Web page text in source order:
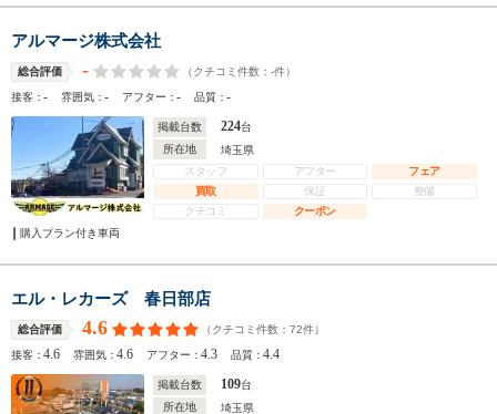
アルマージ株式会社
総合評価 - （クチコミ件数： -件）
接客：- 雰囲気：- アフター：- 品質：-
掲載台数 224台
所在地
埼玉県
スタッフ
アフター
フェア
買取
保証
整備
クチコミ
クーポン
購入プラン付き車両
エル・レカーズ 春日部店
総合評価 4.6 （クチコミ件数： 72件）
接客：4.6 雰囲気：4.6 アフター：4.3 品質：4.4
掲載台数 109台
所在地
埼玉県